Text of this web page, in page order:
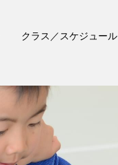
クラス／スケジュール